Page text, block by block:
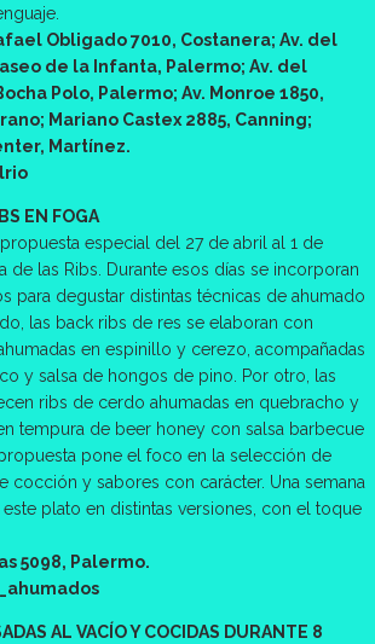
Obligado 7010, Costanera; Av. del
de la Infanta, Palermo; Av. del
Polo, Palermo; Av. Monroe 1850,
Mariano Castex 2885, Canning;
Martínez.
EN FOGA
especial del 27 de abril al 1 de
de las Ribs. Durante esos días se incorporan
para degustar distintas técnicas de ahumado
las back ribs de res se elaboran con
en espinillo y cerezo, acompañadas
y salsa de hongos de pino. Por otro, las
ribs de cerdo ahumadas en quebracho y
tempura de beer honey con salsa barbecue
pone el foco en la selección de
cocción y sabores con carácter. Una semana
plato en distintas versiones, con el toque
5098, Palermo.
AL VACÍO Y COCIDAS DURANTE 8